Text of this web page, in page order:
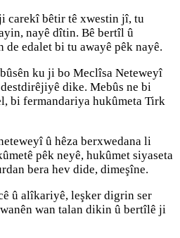
carekî bêtir tê xwestin jî, tu
nayê dîtin. Bê bertîl û
de edalet bi tu awayê pêk nayê.
ku ji bo Meclîsa Neteweyî
dike. Mebûs ne bi
bi fermandariya hukûmeta Tirk
û hêza berxwedana li
pêk neyê, hukûmet siyaseta
bera hev dide, dimeşîne.
û alîkariyê, leşker digrin ser
wan talan dikin û bertîlê ji